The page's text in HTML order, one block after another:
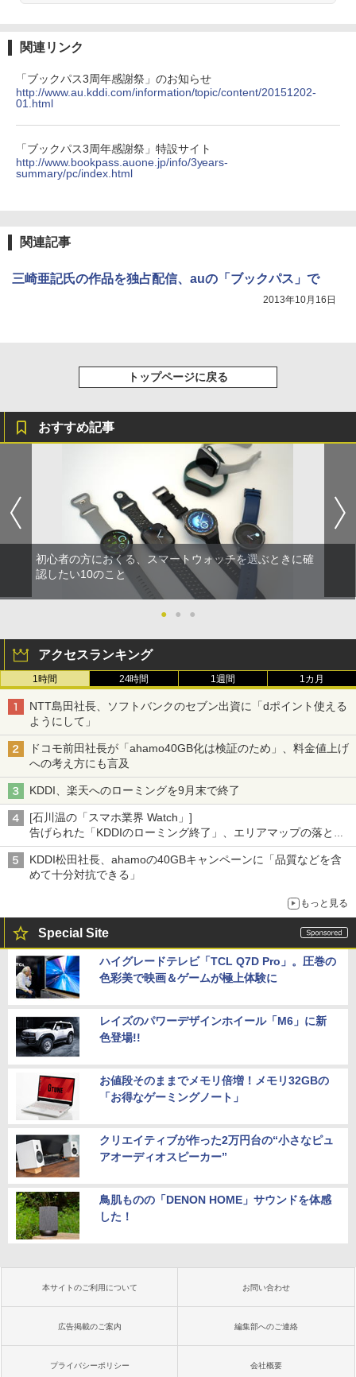
関連リンク
「ブックパス3周年感謝祭」のお知らせ
http://www.au.kddi.com/information/topic/content/20151202-
01.html
「ブックパス3周年感謝祭」特設サイト
http://www.bookpass.auone.jp/info/3years-
summary/pc/index.html
関連記事
三崎亜記氏の作品を独占配信、auの「ブックパス」で
2013年10月16日
トップページに戻る
おすすめ記事
初心者の方におくる、スマートウォッチを選ぶときに確
認したい10のこと
● ● ●
アクセスランキング
1時間 24時間 1週間 1カ月
NTT島田社長、ソフトバンクのセブン出資に「dポイント使える
ようにして」
ドコモ前田社長が「ahamo40GB化は検証のため」、料金値上げ
への考え方にも言及
KDDI、楽天へのローミングを9月末で終了
[石川温の「スマホ業界 Watch」]
告げられた「KDDIのローミング終了」、エリアマップの落とし
穴と楽天モバイルの課題
KDDI松田社長、ahamoの40GBキャンペーンに「品質などを含
めて十分対抗できる」
もっと見る
Special Site
ハイグレードテレビ「TCL Q7D Pro」。圧巻の
色彩美で映画＆ゲームが極上体験に
レイズのパワーデザインホイール「M6」に新
色登場!!
お値段そのままでメモリ倍増！メモリ32GBの
「お得なゲーミングノート」
クリエイティブが作った2万円台の“小さなピュ
アオーディオスピーカー”
鳥肌ものの「DENON HOME」サウンドを体感
した！
本サイトのご利用について お問い合わせ
広告掲載のご案内 編集部へのご連絡
プライバシーポリシー 会社概要